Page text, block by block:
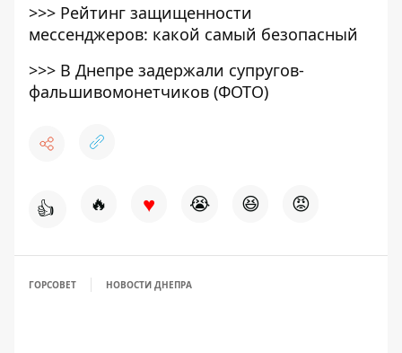
>>> Рейтинг защищенности
мессенджеров: какой самый безопасный
>>> В Днепре задержали супругов-
фальшивомонетчиков (ФОТО)
👍 🔥 ♥ 😭 😆 😡
ГОРСОВЕТ НОВОСТИ ДНЕПРА